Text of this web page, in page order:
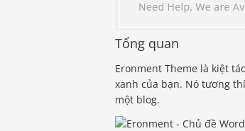
Tổng quan
Eronment Theme là kiệt
xanh của bạn. Nó tương
một blog.